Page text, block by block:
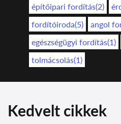
építőipari fordítás(2)
fordítóiroda(5)
angol
egészségügyi fordítás(1)
tolmácsolás(1)
Kedvelt cikkek